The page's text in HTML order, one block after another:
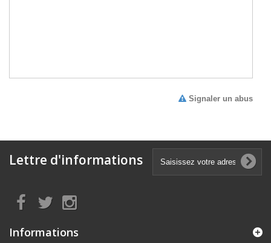
Signaler un abus
Lettre d'informations
Informations